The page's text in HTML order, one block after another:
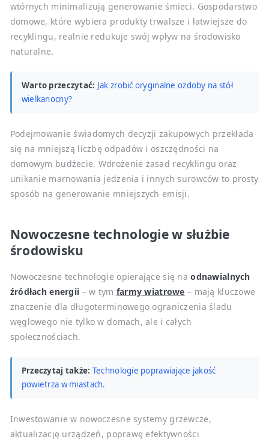
wtórnych minimalizują generowanie śmieci. Gospodarstwo
domowe, które wybiera produkty trwalsze i łatwiejsze do
recyklingu, realnie redukuje swój wpływ na środowisko
naturalne.
Warto przeczytać: Jak zrobić oryginalne ozdoby na stół
wielkanocny?
Podejmowanie świadomych decyzji zakupowych przekłada
się na mniejszą liczbę odpadów i oszczędności na
domowym budżecie. Wdrożenie zasad recyklingu oraz
unikanie marnowania jedzenia i innych surowców to prosty
sposób na generowanie mniejszych emisji.
Nowoczesne technologie w służbie
środowisku
Nowoczesne technologie opierające się naodnawialnych
źródłach energii – w tym farmy wiatrowe – mają kluczowe
znaczenie dla długoterminowego ograniczenia śladu
węglowego nie tylko w domach, ale i całych
społecznościach.
Przeczytaj także: Technologie poprawiające jakość
powietrza w miastach.
Inwestowanie w nowoczesne systemy grzewcze,
aktualizację urządzeń, poprawę efektywności